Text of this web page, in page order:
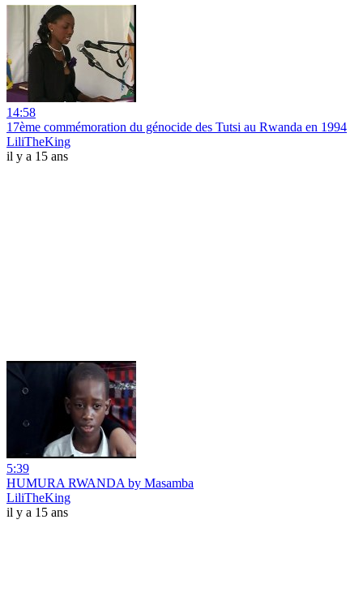
14:58
17ème commémoration du génocide des Tutsi au Rwanda en 1994
LiliTheKing
il y a 15 ans
5:39
HUMURA RWANDA by Masamba
LiliTheKing
il y a 15 ans